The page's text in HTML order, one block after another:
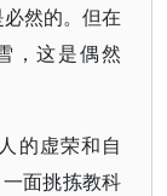
然的。但在
，这是偶然
的虚荣和自
面挑拣教科